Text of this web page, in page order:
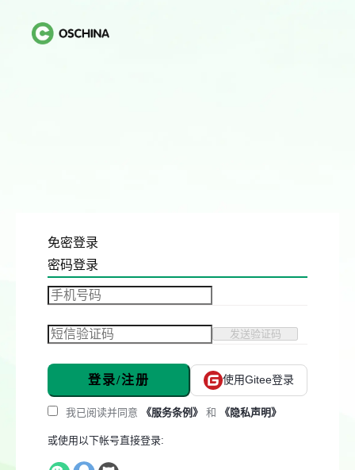
免密登录
密码登录
发送验证码
登录/注册 使用Gitee登录
我已阅读并同意 《服务条例》 和 《隐私声明》
或使用以下帐号直接登录: